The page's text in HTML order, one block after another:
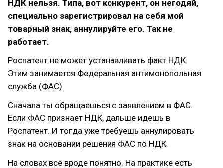
НДК нельзя. Типа, вот конкурент, он негодяй,
специально зарегистрировал на себя мой
товарный знак, аннулируйте его. Так не
работает.
Роспатент не может устанавливать факт НДК.
Этим занимается Федеральная антимонопольная
служба (ФАС).
Сначала ты обращаешься с заявлением в ФАС.
Если ФАС признает НДК, дальше идешь в
Роспатент. И тогда уже требуешь аннулировать
знак на основании решения ФАС по НДК.
На словах всё вроде понятно. На практике есть